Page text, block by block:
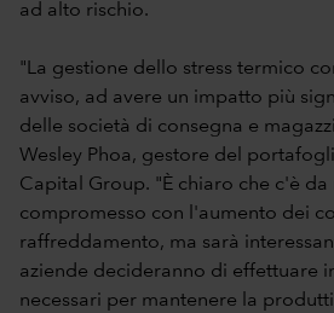
ad alto rischio.
"La gestione dello stress termico
avviso, ad avere un impatto più
delle società di consegna e
Wesley Phoa, gestore del
Capital Group. "È chiaro che c'è
compromesso con l'aumento dei
raffreddamento, ma sarà
aziende decideranno di effettuare
necessari per mantenere la